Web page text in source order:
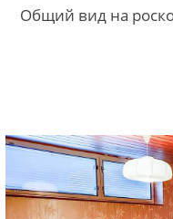
Общий вид на